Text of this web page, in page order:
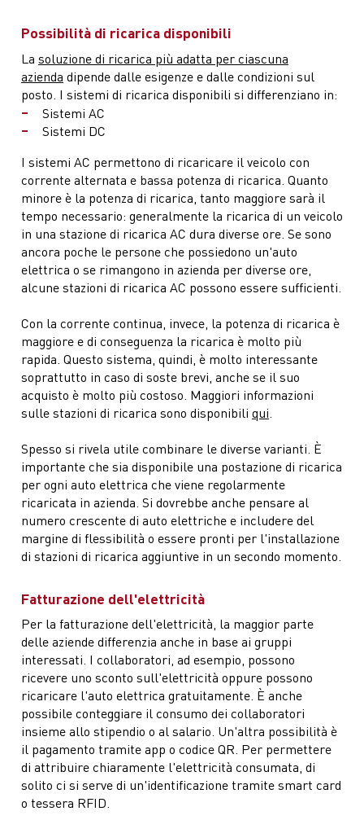
Possibilità di ricarica disponibili
La soluzione di ricarica più adatta per ciascuna
azienda dipende dalle esigenze e dalle condizioni sul
posto. I sistemi di ricarica disponibili si differenziano in:
Sistemi AC
Sistemi DC
I sistemi AC permettono di ricaricare il veicolo con
corrente alternata e bassa potenza di ricarica. Quanto
minore è la potenza di ricarica, tanto maggiore sarà il
tempo necessario: generalmente la ricarica di un veicolo
in una stazione di ricarica AC dura diverse ore. Se sono
ancora poche le persone che possiedono un'auto
elettrica o se rimangono in azienda per diverse ore,
alcune stazioni di ricarica AC possono essere sufficienti.
Con la corrente continua, invece, la potenza di ricarica è
maggiore e di conseguenza la ricarica è molto più
rapida. Questo sistema, quindi, è molto interessante
soprattutto in caso di soste brevi, anche se il suo
acquisto è molto più costoso. Maggiori informazioni
sulle stazioni di ricarica sono disponibili qui
Spesso si rivela utile combinare le diverse varianti. È
importante che sia disponibile una postazione di ricarica
per ogni auto elettrica che viene regolarmente
ricaricata in azienda. Si dovrebbe anche pensare al
numero crescente di auto elettriche e includere del
margine di flessibilità o essere pronti per l'installazione
di stazioni di ricarica aggiuntive in un secondo momento.
Fatturazione dell'elettricità
Per la fatturazione dell'elettricità, la maggior parte
delle aziende differenzia anche in base ai gruppi
interessati. I collaboratori, ad esempio, possono
ricevere uno sconto sull'elettricità oppure possono
ricaricare l'auto elettrica gratuitamente. È anche
possibile conteggiare il consumo dei collaboratori
insieme allo stipendio o al salario. Un'altra possibilità è
il pagamento tramite app o codice QR. Per permettere
di attribuire chiaramente l'elettricità consumata, di
solito ci si serve di un'identificazione tramite smart card
o tessera RFID.